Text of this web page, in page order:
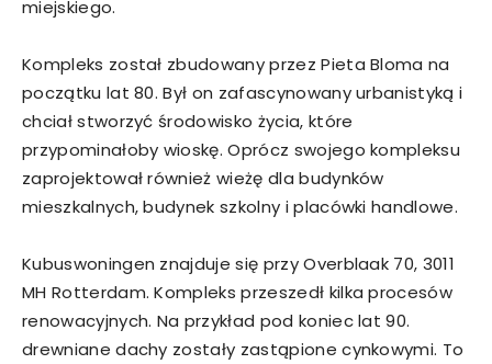
miejskiego.
Kompleks został zbudowany przez Pieta Bloma na
początku lat 80. Był on zafascynowany urbanistyką i
chciał stworzyć środowisko życia, które
przypominałoby wioskę. Oprócz swojego kompleksu
zaprojektował również wieżę dla budynków
mieszkalnych, budynek szkolny i placówki handlowe.
Kubuswoningen znajduje się przy Overblaak 70, 3011
MH Rotterdam. Kompleks przeszedł kilka procesów
renowacyjnych. Na przykład pod koniec lat 90.
drewniane dachy zostały zastąpione cynkowymi. To